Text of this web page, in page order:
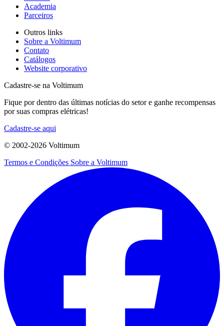
Academia
Parceiros
Outros links
Sobre a Voltimum
Contato
Catálogos
Website corporativo
Cadastre-se na Voltimum
Fique por dentro das últimas notícias do setor e ganhe recompensas
por suas compras elétricas!
Cadastre-se aqui
© 2002-2026 Voltimum
Termos e Condições Sobre a Voltimum